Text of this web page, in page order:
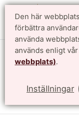
Den här
förbättra
använda
används enligt vår
webbplats).
Inställningar
LTH, Lunds